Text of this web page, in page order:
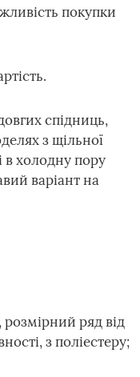
покупки
спідниць,
з щільної
в холодну пору
варіант на
розмірний ряд від
з поліестеру;